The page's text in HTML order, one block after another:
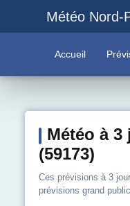
Météo Nord-
Accueil
Météo à
(59173)
Ces prévisions à 3
prévisions grand